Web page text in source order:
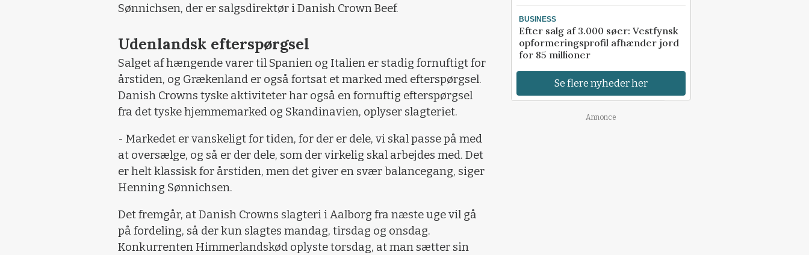
Sønnichsen, der er salgsdirektør i Danish Crown Beef.
Udenlandsk efterspørgsel
Salget af hængende varer til Spanien og Italien er stadig fornuftigt for
årstiden, og Grækenland er også fortsat et marked med efterspørgsel.
Danish Crowns tyske aktiviteter har også en fornuftig efterspørgsel
fra det tyske hjemmemarked og Skandinavien, oplyser slagteriet.
- Markedet er vanskeligt for tiden, for der er dele, vi skal passe på med
at oversælge, og så er der dele, som der virkelig skal arbejdes med. Det
er helt klassisk for årstiden, men det giver en svær balancegang, siger
Henning Sønnichsen.
Det fremgår, at Danish Crowns slagteri i Aalborg fra næste uge vil gå
på fordeling, så der kun slagtes mandag, tirsdag og onsdag.
Konkurrenten Himmerlandskød oplyste torsdag, at man sætter sin
BUSINESS
Efter salg af 3.000 søer: Vestfynsk
opformeringsprofil afhænder jord
for 85 millioner
Se flere nyheder her
Annonce